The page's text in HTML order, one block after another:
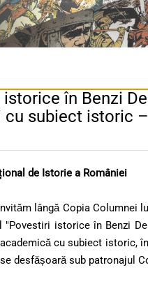
în Benzi
subiect istoric
de Istorie a României
lângă Copia Columnei
"Povestiri istorice în Benzi
cu subiect istoric,
desfășoară sub patronajul